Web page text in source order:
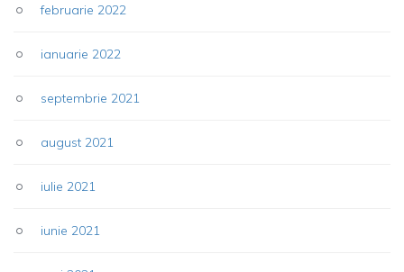
februarie 2022
ianuarie 2022
septembrie 2021
august 2021
iulie 2021
iunie 2021